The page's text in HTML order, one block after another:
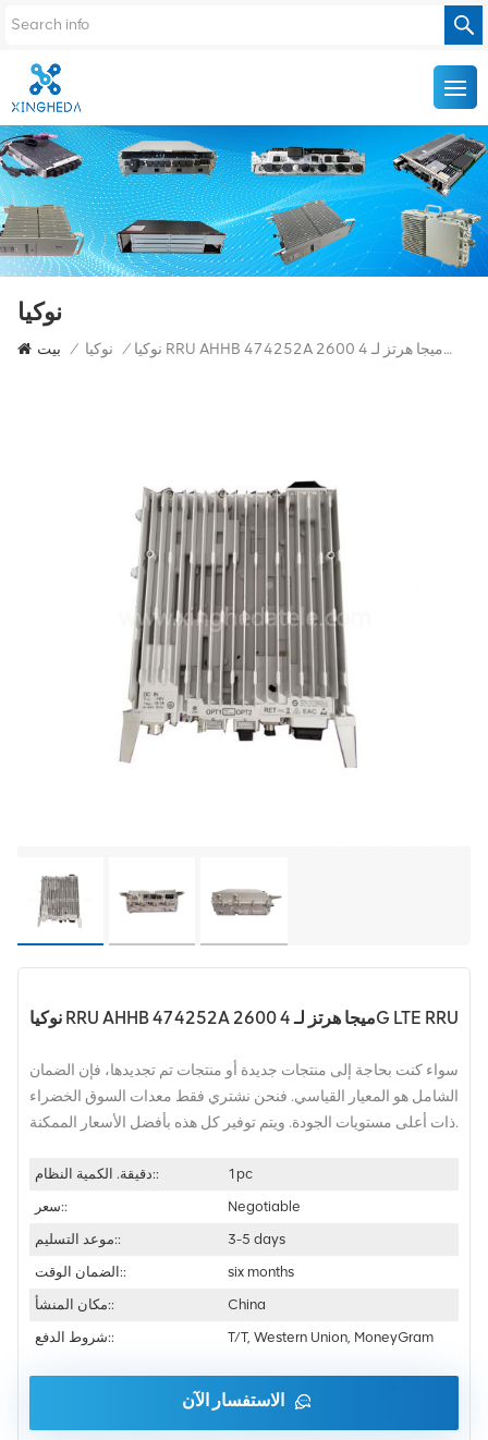
نوكيا
بيت / نوكيا / نوكيا RRU AHHB 474252A 2600 ميجا هرتز لـ 4G LTE RRU
نوكيا RRU AHHB 474252A 2600 ميجا هرتز لـ 4G LTE RRU
سواء كنت بحاجة إلى منتجات جديدة أو منتجات تم تجديدها، فإن الضمان
الشامل هو المعيار القياسي. فنحن نشتري فقط معدات السوق الخضراء
ذات أعلى مستويات الجودة. ويتم توفير كل هذه بأفضل الأسعار الممكنة.
دقيقة. الكمية النظام::
1pc
سعر::
Negotiable
موعد التسليم::
3-5 days
الضمان الوقت::
six months
مكان المنشأ::
China
شروط الدفع::
T/T, Western Union, MoneyGram
الاستفسار الآن